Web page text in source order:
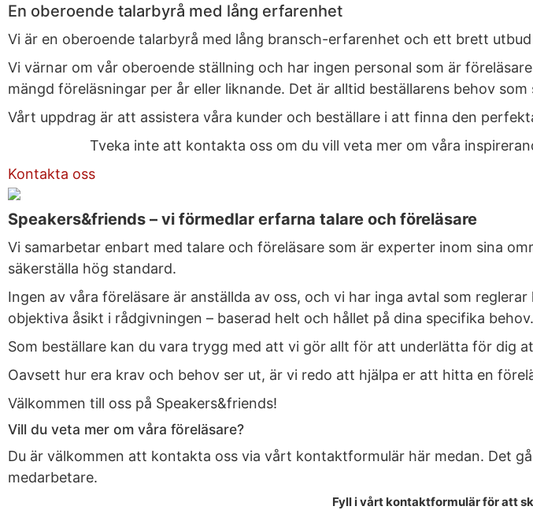
En oberoende talarbyrå med lång erfarenhet
Vi är en oberoende talarbyrå med lång bransch-erfarenhet och ett brett
Vi värnar om vår oberoende ställning och har ingen personal som är
mängd föreläsningar per år eller liknande. Det är alltid beställarens behov
Vårt uppdrag är att assistera våra kunder och beställare i att finna den
Tveka inte att kontakta oss om du vill veta mer om våra
Kontakta oss
Speakers&friends – vi förmedlar erfarna talare och föreläsare
Vi samarbetar enbart med talare och föreläsare som är experter inom sina
säkerställa hög standard.
Ingen av våra föreläsare är anställda av oss, och vi har inga avtal som
objektiva åsikt i rådgivningen – baserad helt och hållet på dina specifika behov.
Som beställare kan du vara trygg med att vi gör allt för att underlätta för dig
Oavsett hur era krav och behov ser ut, är vi redo att hjälpa er att hitta en
Välkommen till oss på Speakers&friends!
Vill du veta mer om våra föreläsare?
Du är välkommen att kontakta oss via vårt kontaktformulär här medan. Det
medarbetare.
Fyll i vårt kontaktformulär för att